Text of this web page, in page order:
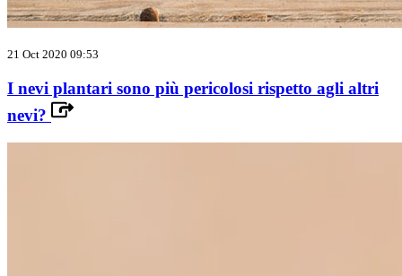
21 Oct 2020 09:53
I nevi plantari sono più pericolosi rispetto agli altri
nevi?